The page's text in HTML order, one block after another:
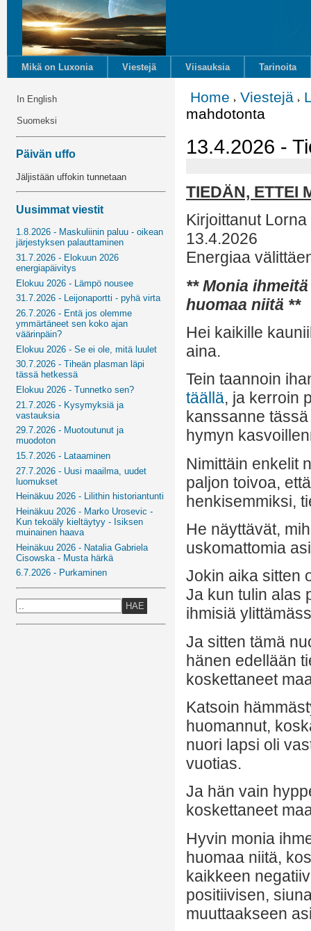
Mikä on Luxonia Viestejä Viisauksia Tarinoita
In English
Suomeksi
Päivän uffo
Jäljistään uffokin tunnetaan
Uusimmat viestit
1.8.2026 - Maskuliinin paluu - oikean
järjestyksen palauttaminen
31.7.2026 - Elokuun 2026
energiapäivitys
Elokuu 2026 - Lämpö nousee
31.7.2026 - Leijonaportti - pyhä virta
26.7.2026 - Entä jos olemme
ymmärtäneet sen koko ajan
väärinpäin?
Elokuu 2026 - Se ei ole, mitä luulet
30.7.2026 - Tiheän plasman läpi
tässä hetkessä
Elokuu 2026 - Tunnetko sen?
21.7.2026 - Kysymyksiä ja
vastauksia
29.7.2026 - Muotoutunut ja
muodoton
15.7.2026 - Lataaminen
27.7.2026 - Uusi maailma, uudet
luomukset
Heinäkuu 2026 - Lilithin historiantunti
Heinäkuu 2026 - Marko Urosevic -
Kun tekoäly kieltäytyy - Isiksen
muinainen haava
Heinäkuu 2026 - Natalia Gabriela
Cisowska - Musta härkä
6.7.2026 - Purkaminen
HAE
Home Viestejä
mahdotonta
13.4.2026 -
TIEDÄN, ETTEI
Kirjoittanut
13.4.2026
Energiaa
** Monia
huomaa niitä **
Hei kaikille
aina.
Tein taannoin
täällä, ja kerroin
kanssanne
hymyn
Nimittäin enkelit
paljon toivoa,
henkisemmiksi,
He näyttävät,
uskomattomia
Jokin aika sitten
Ja kun tulin alas
ihmisiä
Ja sitten tämä
hänen edellään
koskettaneet
Katsoin
huomannut,
nuori lapsi oli
vuotias.
Ja hän vain
koskettaneet
Hyvin monia
huomaa niitä,
kaikkeen
positiivisen,
muuttaakseen